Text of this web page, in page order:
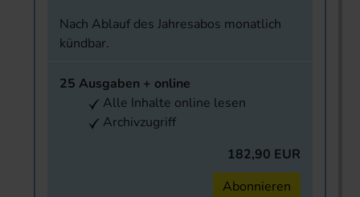
Nach Ablauf des Jahresabos monatlich
kündbar.
25 Ausgaben + online
Alle Inhalte online lesen
Archivzugriff
182,90 EUR
Abonnieren